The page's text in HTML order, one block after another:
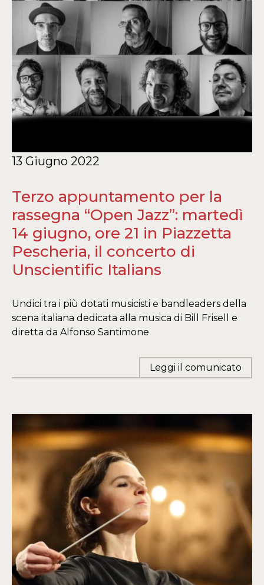
13 Giugno 2022
Terzo appuntamento per la
rassegna “Open Jazz”: martedì
14 giugno, ore 21 in Piazzetta
Pescheria, il concerto di
Unscientific Italians
Undici tra i più dotati musicisti e bandleaders della
scena italiana dedicata alla musica di Bill Frisell e
diretta da Alfonso Santimone
Leggi il comunicato